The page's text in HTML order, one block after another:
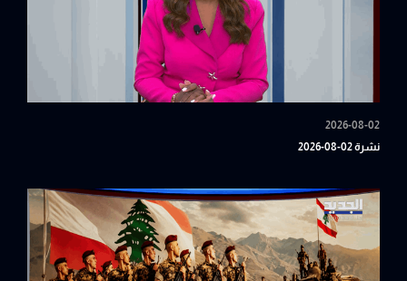
2026-08-02
نشرة 02-08-2026